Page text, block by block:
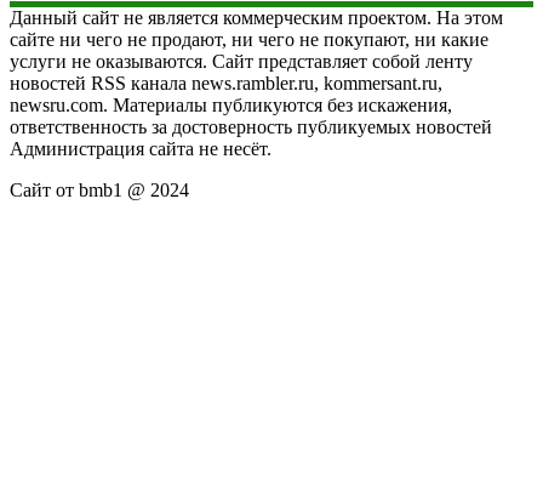
Данный сайт не является коммерческим проектом. На этом
сайте ни чего не продают, ни чего не покупают, ни какие
услуги не оказываются. Сайт представляет собой ленту
новостей RSS канала news.rambler.ru, kommersant.ru,
newsru.com. Материалы публикуются без искажения,
ответственность за достоверность публикуемых новостей
Администрация сайта не несёт.
Сайт от bmb1 @ 2024